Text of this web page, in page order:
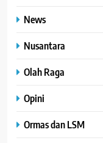
News
Nusantara
Olah Raga
Opini
Ormas dan LSM